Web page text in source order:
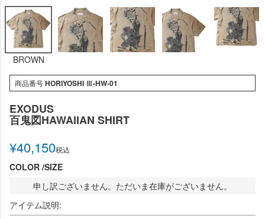
BROWN
商品番号HORIYOSHI Ⅲ-HW-01
EXODUS
百鬼図HAWAIIAN SHIRT
¥40,150税込
COLOR SIZE
申し訳ございません。ただいま在庫がございません。
アイテム説明: